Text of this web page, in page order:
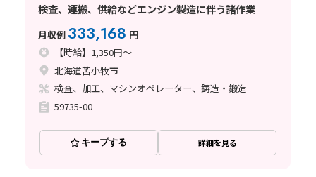
検査、運搬、供給などエンジン製造に伴う諸作業
月収例 333,168 円
【時給】1,350円～
北海道苫小牧市
検査、加工、マシンオペレーター、鋳造・鍛造
59735-00
キープする 詳細を見る